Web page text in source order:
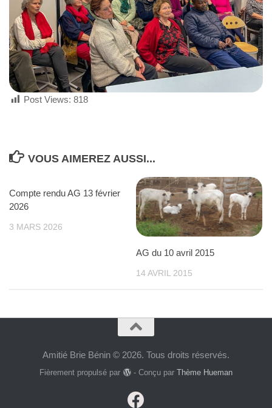
Post Views: 818
VOUS AIMEREZ AUSSI...
Compte rendu AG 13 février
2026
3 MARS 2026
AG du 10 avril 2015
14 AVRIL 2015
Amitié Brie Bénin © 2026. Tous droits réservés.
Fièrement propulsé par - Conçu par Thème Hueman